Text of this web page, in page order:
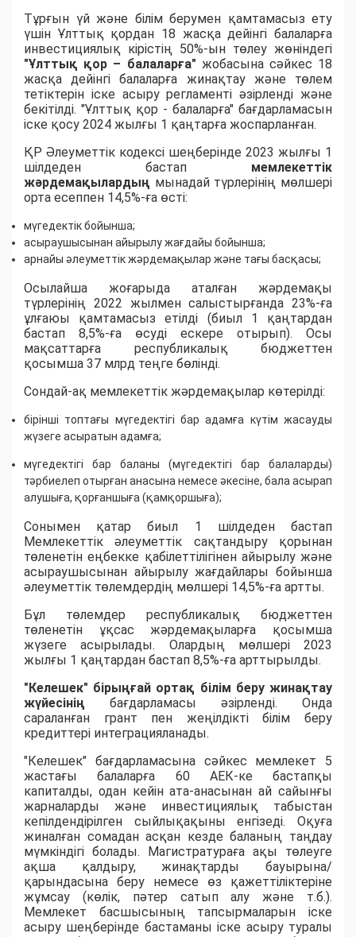
Тұрғын үй және білім берумен қамтамасыз ету
үшін Ұлттық қордан 18 жасқа дейінгі балаларға
инвестициялық кірістің 50%-ын төлеу жөніндегі
"Ұлттық қор – балаларға" жобасына сәйкес 18
жасқа дейінгі балаларға жинақтау және төлем
тетіктерін іске асыру регламенті әзірленді және
бекітілді. "Ұлттық қор - балаларға" бағдарламасын
іске қосу 2024 жылғы 1 қаңтарға жоспарланған.
ҚР Әлеуметтік кодексі шеңберінде 2023 жылғы 1
шілдеден бастап мемлекеттік
жәрдемақылардың мынадай түрлерінің мөлшері
орта есеппен 14,5%-ға өсті:
мүгедектік бойынша;
асыраушысынан айырылу жағдайы бойынша;
арнайы әлеуметтік жәрдемақылар және тағы басқасы;
Осылайша жоғарыда аталған жәрдемақы
түрлерінің 2022 жылмен салыстырғанда 23%-ға
ұлғаюы қамтамасыз етілді (биыл 1 қаңтардан
бастап 8,5%-ға өсуді ескере отырып). Осы
мақсаттарға республикалық бюджеттен
қосымша 37 млрд теңге бөлінді.
Сондай-ақ мемлекеттік жәрдемақылар көтерілді:
бірінші топтағы мүгедектігі бар адамға күтім жасауды
жүзеге асыратын адамға;
мүгедектігі бар баланы (мүгедектігі бар балаларды)
тәрбиелеп отырған анасына немесе әкесіне, бала асырап
алушыға, қорғаншыға (қамқоршыға);
Сонымен қатар биыл 1 шілдеден бастап
Мемлекеттік әлеуметтік сақтандыру қорынан
төленетін еңбекке қабілеттілігінен айырылу және
асыраушысынан айырылу жағдайлары бойынша
әлеуметтік төлемдердің мөлшері 14,5%-ға артты.
Бұл төлемдер республикалық бюджеттен
төленетін ұқсас жәрдемақыларға қосымша
жүзеге асырылады. Олардың мөлшері 2023
жылғы 1 қаңтардан бастап 8,5%-ға арттырылды.
"Келешек" бірыңғай ортақ білім беру жинақтау
жүйесінің бағдарламасы әзірленді. Онда
сараланған грант пен жеңілдікті білім беру
кредиттері интеграцияланады.
"Келешек" бағдарламасына сәйкес мемлекет 5
жастағы балаларға 60 АЕК-ке бастапқы
капиталды, одан кейін ата-анасынан ай сайынғы
жарналарды және инвестициялық табыстан
кепілдендірілген сыйлықақыны енгізеді. Оқуға
жиналған сомадан асқан кезде баланың таңдау
мүмкіндігі болады. Магистратураға ақы төлеуге
ақша қалдыру, жинақтарды бауырына/
қарындасына беру немесе өз қажеттіліктеріне
жұмсау (көлік, пәтер сатып алу және т.б.).
Мемлекет басшысының тапсырмаларын іске
асыру шеңберінде бастаманы іске асыру туралы